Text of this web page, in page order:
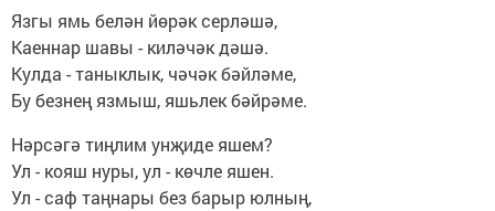
Язгы ямь белән йөрәк серләшә,
Каеннар шавы - киләчәк дәшә.
Кулда - таныклык, чәчәк бәйләме,
Бу безнең язмыш, яшьлек бәйрәме.
Нәрсәгә тиңлим унҗиде яшем?
Ул - кояш нуры, ул - көчле яшен.
Ул - саф таңнары без барыр юлның,